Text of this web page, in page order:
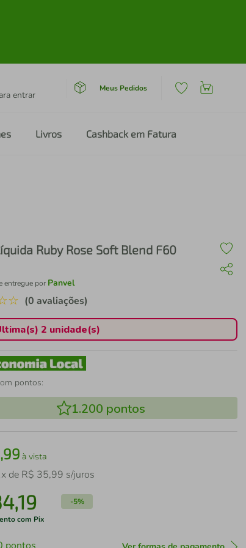
entrar
Meus Pedidos
Livros Cashback em Fatura
Ruby Rose Soft Blend F60
entregue por Panvel
☆ (0 avaliações)
2 unidade(s)
pontos:
1.200 pontos
,99 à vista
x de R$ 35,99 s/juros
,19 -5%
com Pix